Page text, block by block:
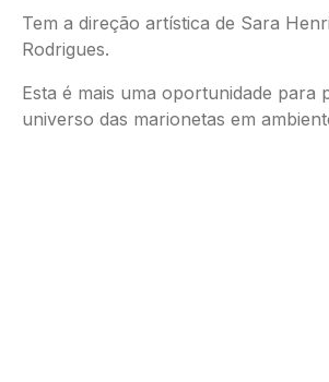
Tem a direção artística de Sara
Rodrigues.
Esta é mais uma oportunidade para
universo das marionetas em